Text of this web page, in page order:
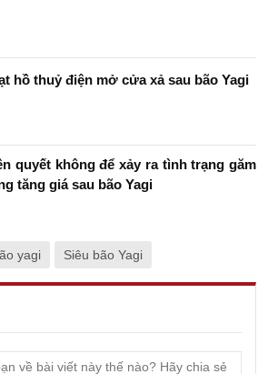
hồ thuỷ điện mở cửa xả sau bão Yagi
quyết không để xảy ra tình trạng găm
tăng giá sau bão Yagi
yagi Siêu bão Yagi